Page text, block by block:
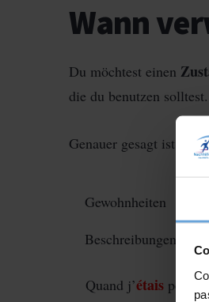
Wann
Du möchtest einen
die du benutzen
Genauer gesagt ist die
Gewohnheiten
Beschreibungen v.
Quand j’étais petit,